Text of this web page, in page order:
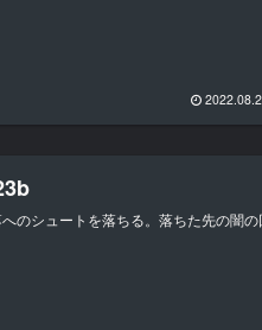
のシュートを落ちる。落ちた先の闇の